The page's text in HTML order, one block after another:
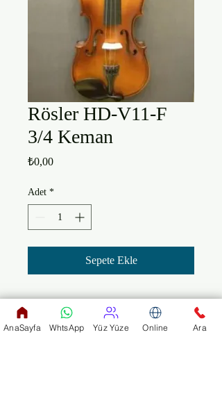
​Rösler HD-V11-F
3/4 Keman
₺0,00Fiyat
Adet *
Sepete Ekle
Arka & Yanlar Akcaağaç
AnaSayfa WhtsApp Yüz Yüze Online Ara